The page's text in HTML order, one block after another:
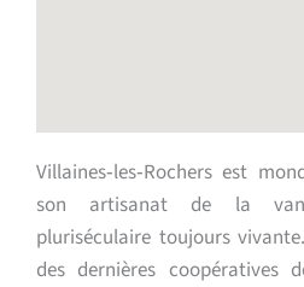
Villaines‑les‑Rochers est
son artisanat de la
pluriséculaire toujours
des dernières coopératives